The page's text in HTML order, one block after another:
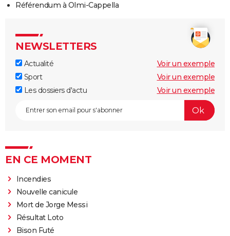
Référendum à Olmi-Cappella
NEWSLETTERS
Actualité
Voir un exemple
Sport
Voir un exemple
Les dossiers d'actu
Voir un exemple
EN CE MOMENT
Incendies
Nouvelle canicule
Mort de Jorge Messi
Résultat Loto
Bison Futé